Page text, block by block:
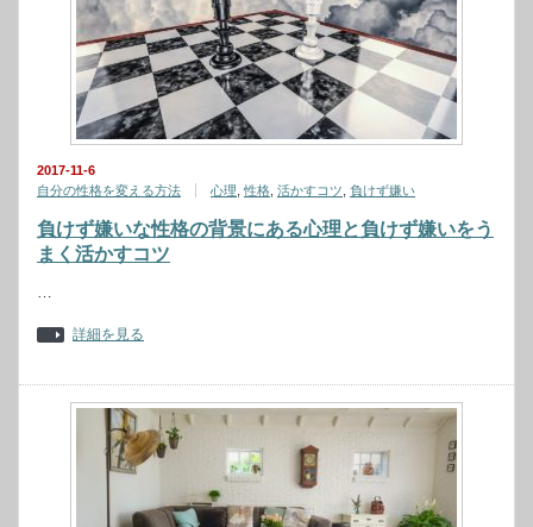
2017-11-6
自分の性格を変える方法
心理 ,性格 活かすコツ 負けず嫌い
負けず嫌いな性格の背景にある心理と負けず嫌いをう
まく活かすコツ
…
詳細を見る